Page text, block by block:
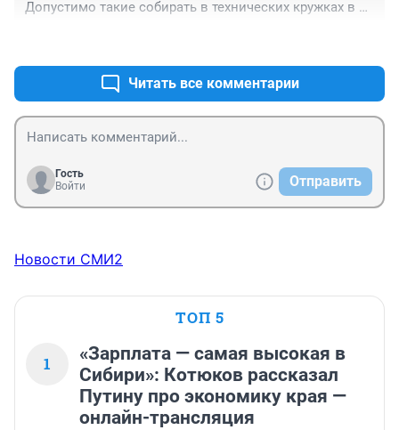
Допустимо такие собирать в технических кружках в
Читать все комментарии
Гость
Войти
Отправить
Новости СМИ2
ТОП 5
1
«Зарплата — самая высокая в
Сибири»: Котюков рассказал
Путину про экономику края —
онлайн-трансляция